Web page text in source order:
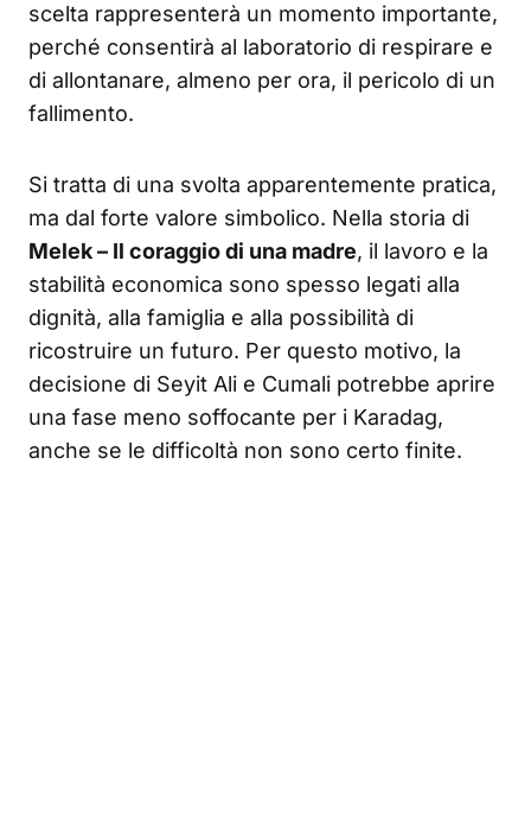
scelta rappresenterà un momento importante,
perché consentirà al laboratorio di respirare e
di allontanare, almeno per ora, il pericolo di un
fallimento.
Si tratta di una svolta apparentemente pratica,
ma dal forte valore simbolico. Nella storia di
Melek – Il coraggio di una madre, il lavoro e la
stabilità economica sono spesso legati alla
dignità, alla famiglia e alla possibilità di
ricostruire un futuro. Per questo motivo, la
decisione di Seyit Ali e Cumali potrebbe aprire
una fase meno soffocante per i Karadag,
anche se le difficoltà non sono certo finite.